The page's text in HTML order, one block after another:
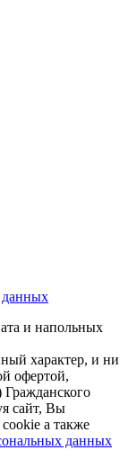
данных
и напольных
характер, и ни
офертой,
сайт, Вы
а также
данных